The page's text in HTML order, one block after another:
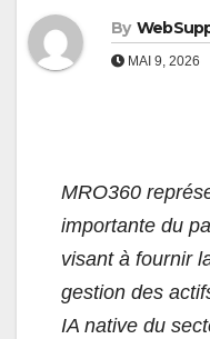
By
MAI 9, 2026
MRO360
importante du
visant à fournir
gestion des
IA native du